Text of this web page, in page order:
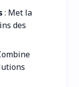
: Met la
des